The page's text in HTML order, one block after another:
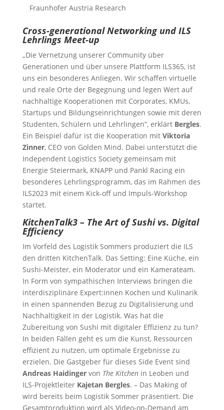
Fraunhofer Austria Research
Cross-generational Networking und ILS
Lehrlings Meet-up
„Die Vernetzung unserer Community über
Generationen und über unsere Plattform ILS365, ist
uns ein besonderes Anliegen. Wir schaffen virtuelle
und reale Orte der Begegnung und legen Wert auf
nachhaltige Kooperationen mit Corporates, KMUs,
Startups und Bildungseinrichtungen sowie mit deren
Studenten, Schülern und Lehrlingen“, erklärt Bergles.
Ein Beispiel dafür ist die Kooperation mit Viktoria
Zinner, CEO von Golden Mind. Dabei unterstützt die
Independent Logistics Society gemeinsam mit
Energie Steiermark, KNAPP und Pankl Racing ein
besonderes Lehrlingsprogramm, das im Rahmen des
ILS2023 mit einem Kick-off und Impuls-Workshop
startet.
KitchenTalk3 – The Art of Sushi vs. Digital
Efficiency
Im Vorfeld des Logistik Sommers produziert die ILS
den dritten KitchenTalk. Das Setting: Eine Küche, ein
Sushi-Meister, ein Moderator und ein Kamerateam.
In Form von sympathischen Interviews bringen die
interdisziplinäre Expert:innen Kochen und Kulinarik
in einen spannenden Bezug zu Digitalisierung und
Nachhaltigkeit in der Logistik. Was hat die
Zubereitung von Sushi mit digitaler Effizienz zu tun?
In beiden Fällen geht es um die Kunst, Ressourcen
effizient zu nutzen, um optimale Ergebnisse zu
erzielen. Die Gastgeber für dieses Side Event sind
Andreas Haidingervon The Kitchenin Leoben und
ILS-Projektleiter Kajetan Bergles. – Das Making of
wird bereits beim Logistik Sommer präsentiert. Die
Gesamtproduktion wird als Video-on-Demand am